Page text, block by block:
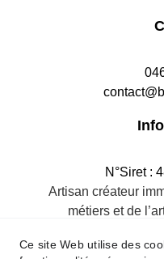
N°Siret :
Artisan créateur
métiers et de
Ce site Web utilise des